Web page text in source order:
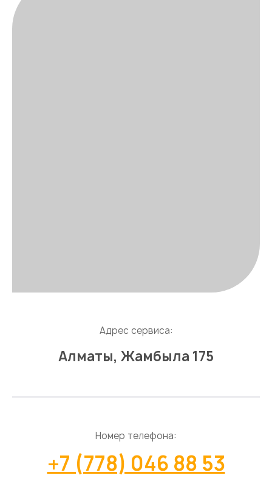
Адрес сервиса:
Алматы, Жамбыла 175
Номер телефона:
+7 (778) 046 88 53